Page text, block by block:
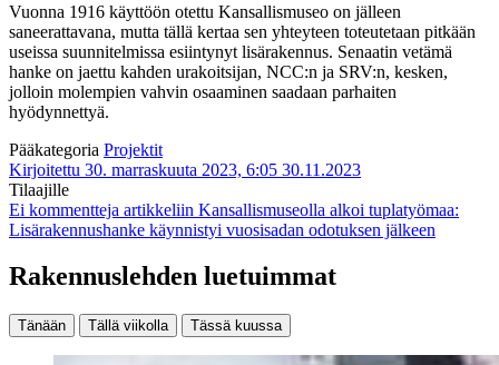
Vuonna 1916 käyttöön otettu Kansallismuseo on jälleen
saneerattavana, mutta tällä kertaa sen yhteyteen toteutetaan pitkään
useissa suunnitelmissa esiintynyt lisärakennus. Senaatin vetämä
hanke on jaettu kahden urakoitsijan, NCC:n ja SRV:n, kesken,
jolloin molempien vahvin osaaminen saadaan parhaiten
hyödynnettyä.
Pääkategoria Projektit
Kirjoitettu 30. marraskuuta 2023, 6:05 30.11.2023
Tilaajille
Ei kommentteja artikkeliin Kansallismuseolla alkoi tuplatyömaa:
Lisärakennushanke käynnistyi vuosisadan odotuksen jälkeen
Rakennuslehden luetuimmat
Tänään Tällä viikolla Tässä kuussa